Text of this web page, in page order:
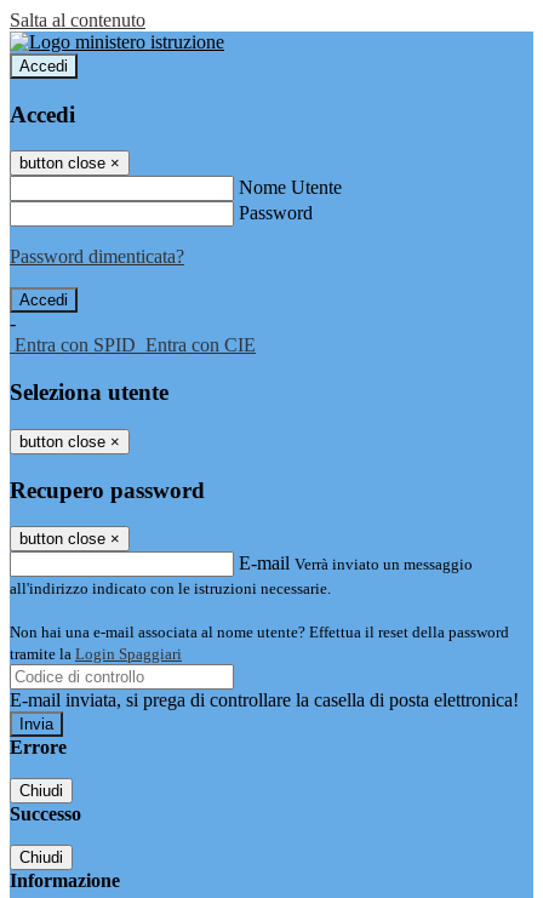
Salta al contenuto
Accedi
Accedi
button close ×
Nome Utente
Password
Password dimenticata?
-
Entra con SPID Entra con CIE
Seleziona utente
button close ×
Recupero password
button close ×
E-mail Verrà inviato un messaggio
all'indirizzo indicato con le istruzioni necessarie.
Non hai una e-mail associata al nome utente? Effettua il reset della password
tramite la Login Spaggiari
E-mail inviata, si prega di controllare la casella di posta elettronica!
Errore
Chiudi
Successo
Chiudi
Informazione